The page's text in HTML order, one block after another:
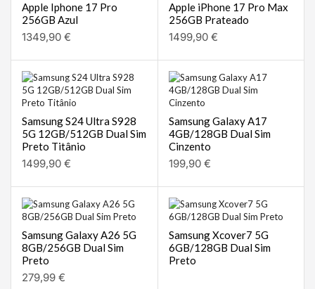
Apple Iphone 17 Pro
256GB Azul
1349,90 €
Apple iPhone 17 Pro Max
256GB Prateado
1499,90 €
Samsung S24 Ultra S928
5G 12GB/512GB Dual Sim
Preto Titânio
1499,90 €
Samsung Galaxy A17
4GB/128GB Dual Sim
Cinzento
199,90 €
Samsung Galaxy A26 5G
8GB/256GB Dual Sim
Preto
279,99 €
Samsung Xcover7 5G
6GB/128GB Dual Sim
Preto